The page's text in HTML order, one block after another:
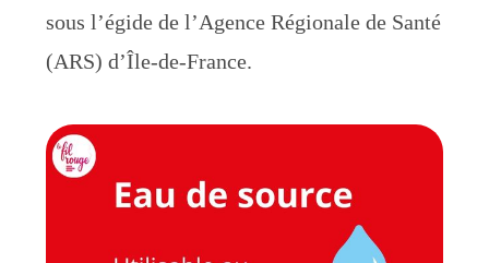
sous l’égide de l’Agence Régionale de Santé
(ARS) d’Île-de-France.